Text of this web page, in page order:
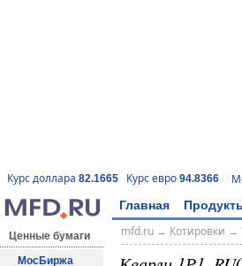
Курс доллара 82.1665 Курс евро 94.8366
Главная
Ценные бумаги
МосБиржа
mfd.ru→ Котировки →